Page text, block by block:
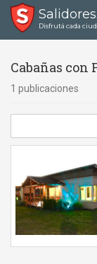
Disfrutá cada
Cabañas con
1 publicaciones